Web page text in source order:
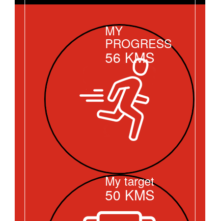
MY
PROGRESS
56 KMS
My target
50 KMS